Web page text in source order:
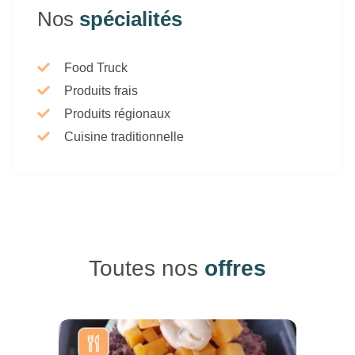
Nos spécialités
Food Truck
Produits frais
Produits régionaux
Cuisine traditionnelle
Toutes nos offres